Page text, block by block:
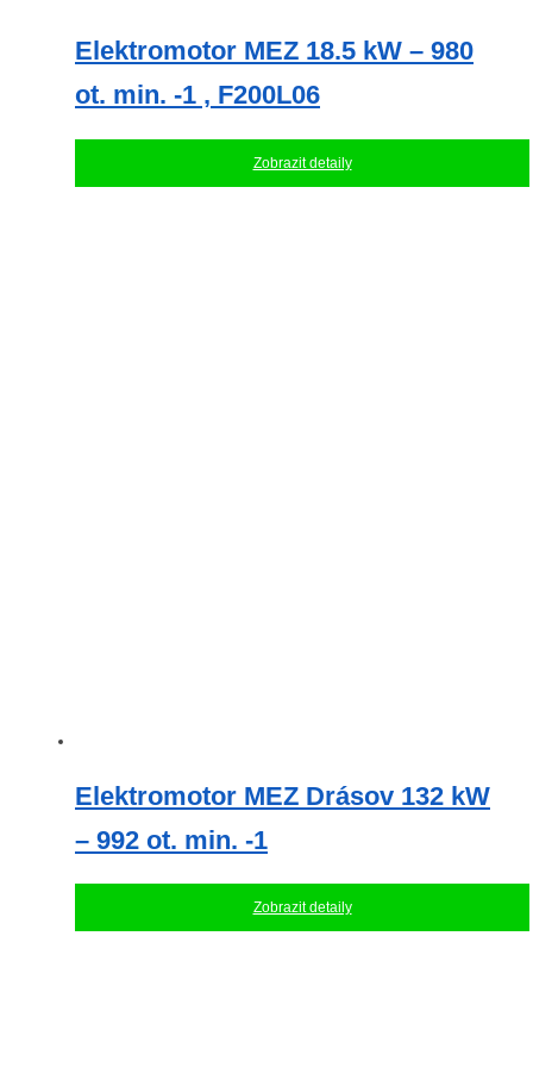
Elektromotor MEZ 18.5 kW – 980
ot. min. -1 , F200L06
Zobrazit detaily
Elektromotor MEZ Drásov 132 kW
– 992 ot. min. -1
Zobrazit detaily